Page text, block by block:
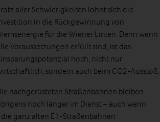
aller Schwierigkeiten lohnt sich die
in die Rückgewinnung von
für die Wiener Linien. Denn wenn
Voraussetzungen erfüllt sind, ist das
hoch, nicht nur
sondern auch beim CO2-Ausstoß.
nachgerüsteten Straßenbahnen bleiben
noch länger im Dienst – auch wenn
ganz alten E1-Straßenbahnen